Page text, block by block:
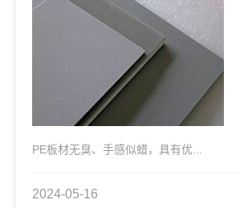
PE板材无臭、手感似蜡，具有优...
2024-05-16